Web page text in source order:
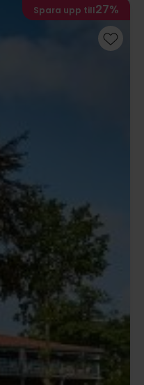
Spara upp till27%